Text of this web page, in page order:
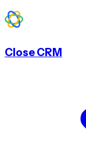
Close CRM